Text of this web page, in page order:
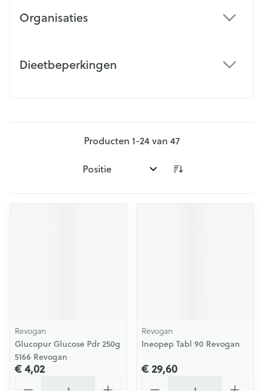
Organisaties
Dieetbeperkingen
Producten 1-24van 47
Sorteer op:
Revogan
Glucopur Glucose Pdr 250g
5166 Revogan
€ 4,02
Revogan
Ineopep Tabl 90 Revogan
€ 29,60